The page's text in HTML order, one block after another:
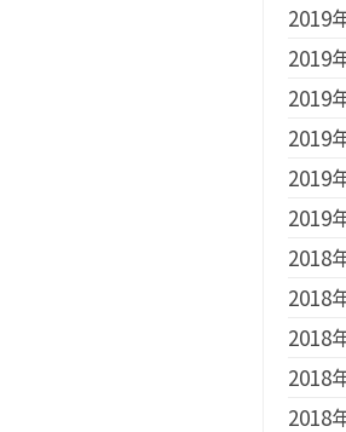
2019
2019
2019
2019
2019
2019
2018
2018
2018
2018
2018